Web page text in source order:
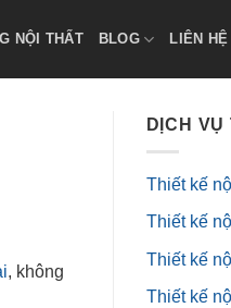
NỘI THẤT BLOG LIÊN HỆ
, không
DỊCH VỤ
Thiết kế
Thiết kế
Thiết kế
Thiết kế